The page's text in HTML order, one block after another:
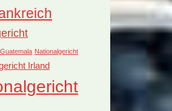
Nationalgericht
Irland